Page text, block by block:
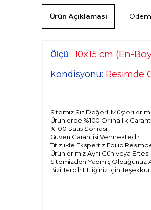
Ürün Açıklaması
Ölçü : 10x15 cm (En-
Kondisyonu: Resimde
Sitemiz Siz Değerli
Ürünlerde %100 Orjinallık
%100 Satış Sonrası
Güven Garantisi Vermektedir.
Titizlikle Ekspertiz Edilip
Ürünlerimiz Aynı Gün veya
Sitemizden Yapmış Olduğunuz
Bizi Tercih Ettiğiniz İçin Teşekkür